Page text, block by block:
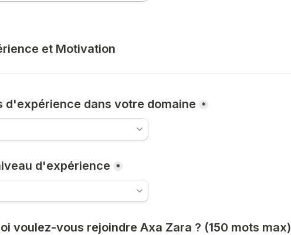
et Motivation
d'expérience dans votre domaine *
d'expérience *
voulez-vous rejoindre Axa Zara ? (150 mots max)